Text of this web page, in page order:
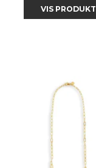
VIS PRODUKT